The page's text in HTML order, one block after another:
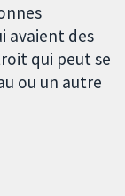
avaient des
qui peut se
ou un autre